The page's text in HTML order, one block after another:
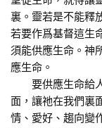
裏。靈若是不能釋
若要作爲基督這生
須能供應生命。神
應生命。
要供應生命給人
面，讓祂在我們裏
情、愛好、趨向變